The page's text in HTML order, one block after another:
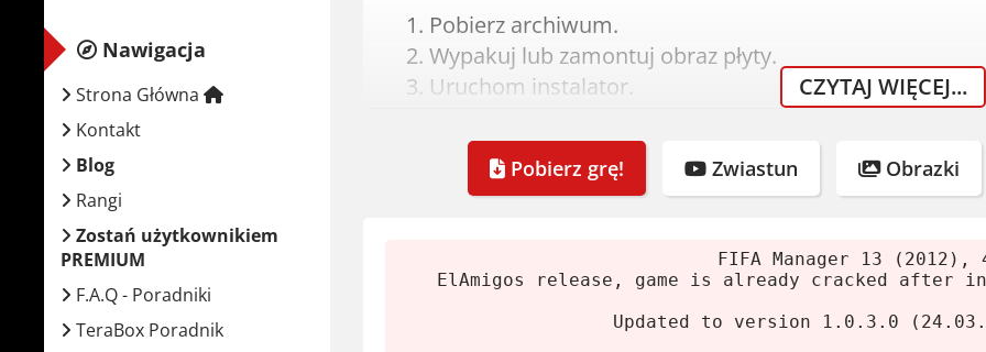
Pobierz archiwum.
Wypakuj lub zamontuj obraz płyty.
Uruchom instalator.
Graj! Jeśli grę polubisz, kup ją.
Wymagania systemowe
Windows XP (SP3) / Vista (SP2) / 7
Procesor: Pentium 4 2.8 GHz
1 GB RAM
CZYTAJ WIĘCEJ...
Pobierz grę! Zwiastun Obrazki
FIFA Manager 13 (2012),
ElAmigos release, game is already cracked after
Updated to version 1.0.3.0
Nawigacja
Strona Główna
Kontakt
Blog
Rangi
Zostań użytkownikiem
PREMIUM
F.A.Q - Poradniki
TeraBox Poradnik